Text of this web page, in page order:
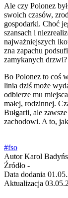
Ale czy Polonez
swoich czasów,
gospodarki. Choć
szansach i
najważniejszych
zna zapachu
zamykanych drzwi?
Bo Polonez to coś
linia dziś może
odbierze mu
małej, rodzinnej.
Bułgarii, ale
zachodowi. A to,
#fso
Autor Karol
Źródło -
Data dodania
Aktualizacja